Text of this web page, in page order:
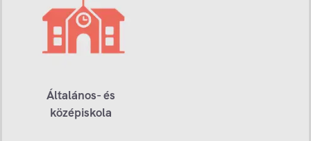
Általános- és
középiskola